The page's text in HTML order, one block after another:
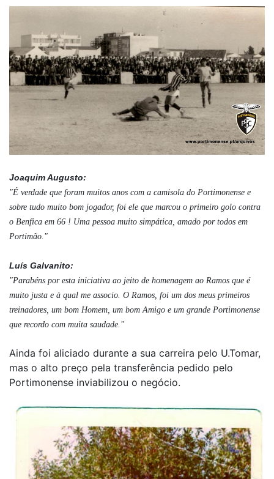
Joaquim Augusto:
"É verdade que foram muitos anos com a camisola do Portimonense e
sobre tudo muito bom jogador, foi ele que marcou o primeiro golo contra
o Benfica em 66 ! Uma pessoa muito simpática, amado por todos em
Portimão."
Luís Galvanito:
"Parabéns por esta iniciativa ao jeito de homenagem ao Ramos que é
muito justa e à qual me associo. O Ramos, foi um dos meus primeiros
treinadores, um bom Homem, um bom Amigo e um grande Portimonense
que recordo com muita saudade."
Ainda foi aliciado durante a sua carreira pelo U.Tomar,
mas o alto preço pela transferência pedido pelo
Portimonense inviabilizou o negócio.